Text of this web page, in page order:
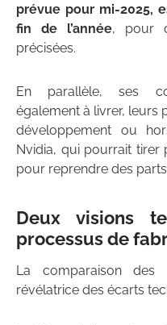
prévue pour mi-2025,
fin de l’année, pour
précisées.
En parallèle, ses
également à livrer, leurs
développement ou
Nvidia, qui pourrait tirer
pour reprendre des
Deux visions
processus de
La comparaison
révélatrice des écarts